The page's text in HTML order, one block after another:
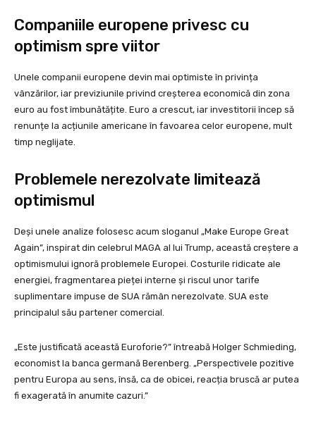
Companiile europene privesc cu
optimism spre viitor
Unele companii europene devin mai optimiste în privința
vânzărilor, iar previziunile privind creșterea economică din zona
euro au fost îmbunătățite. Euro a crescut, iar investitorii încep să
renunțe la acțiunile americane în favoarea celor europene, mult
timp neglijate.
Problemele nerezolvate limitează
optimismul
Deși unele analize folosesc acum sloganul „Make Europe Great
Again”, inspirat din celebrul MAGA al lui Trump, această creștere a
optimismului ignoră problemele Europei. Costurile ridicate ale
energiei, fragmentarea pieței interne și riscul unor tarife
suplimentare impuse de SUA rămân nerezolvate. SUA este
principalul său partener comercial.
„Este justificată această Euroforie?” întreabă Holger Schmieding,
economist la banca germană Berenberg. „Perspectivele pozitive
pentru Europa au sens, însă, ca de obicei, reacția bruscă ar putea
fi exagerată în anumite cazuri.”